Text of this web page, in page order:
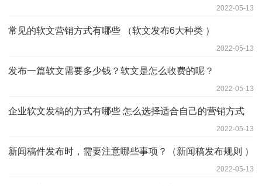
2022-05-13
常见的软文营销方式有哪些 （软文发布6大种类 ）
2022-05-13
发布一篇软文需要多少钱？软文是怎么收费的呢？
2022-05-13
企业软文发稿的方式有哪些 怎么选择适合自己的营销方式
2022-05-13
新闻稿件发布时，需要注意哪些事项？（新闻稿发布规则 ）
2022-05-13